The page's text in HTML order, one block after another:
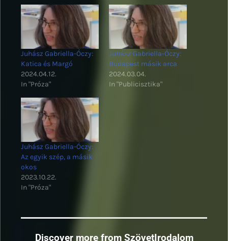
Juhász Gabriella-Óczy:
Katica és Margó
2024.04.12.
In "Próza"
Juhász Gabriella-Óczy:
Budapest másik arca
2024.03.04.
In "Publicisztika"
Juhász Gabriella-Óczy:
Az egyik szép, a másik
okos
2023.10.22.
In "Próza"
Discover more from SzövetIrodalom